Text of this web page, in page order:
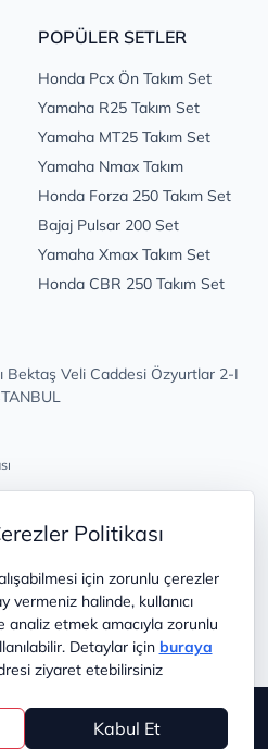
Politikası
için zorunlu çerezler
vermeniz halinde, kullanıcı
etmek amacıyla zorunlu
Detaylar için buraya
ziyaret etebilirsiniz
Kabul Et
POPÜLER SETLER
Honda Pcx Ön Takım Set
Yamaha R25 Takım Set
Yamaha MT25 Takım Set
Yamaha Nmax Takım
Honda Forza 250 Takım Set
Bajaj Pulsar 200 Set
Yamaha Xmax Takım Set
Honda CBR 250 Takım Set
Bektaş Veli Caddesi Özyurtlar 2-I
için